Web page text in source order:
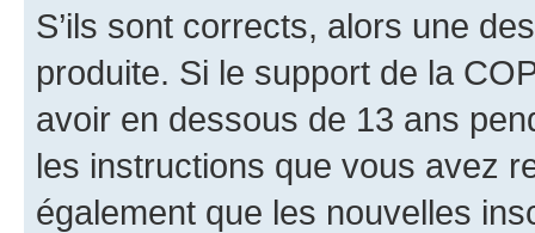
S’ils sont corrects, alors une
produite. Si le support de la
avoir en dessous de 13 ans
les instructions que vous avez
également que les nouvelles